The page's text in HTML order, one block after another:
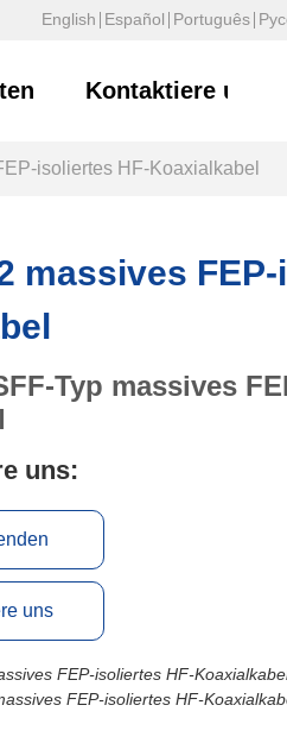
English Español Português
Kontaktiere uns
isoliertes HF-Koaxialkabel
massives
uns:
uns
FEP-isoliertes HF-
FEP-isoliertes HF-